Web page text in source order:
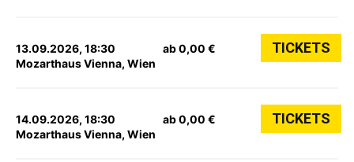
13.09.2026, 18:30
Mozarthaus Vienna, Wien
ab 0,00 € TICKETS
14.09.2026, 18:30
Mozarthaus Vienna, Wien
ab 0,00 € TICKETS